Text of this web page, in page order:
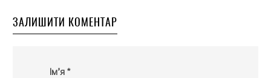
ЗАЛИШИТИ КОМЕНТАР
Ім’я *